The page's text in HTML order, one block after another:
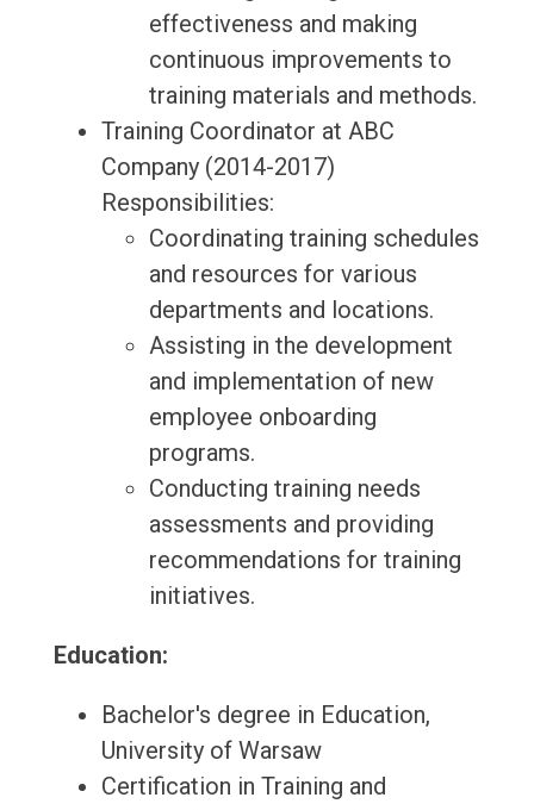
effectiveness and making
continuous improvements to
training materials and methods.
Training Coordinator at ABC
Company (2014-2017)
Responsibilities:
Coordinating training schedules
and resources for various
departments and locations.
Assisting in the development
and implementation of new
employee onboarding
programs.
Conducting training needs
assessments and providing
recommendations for training
initiatives.
Education:
Bachelor's degree in Education,
University of Warsaw
Certification in Training and